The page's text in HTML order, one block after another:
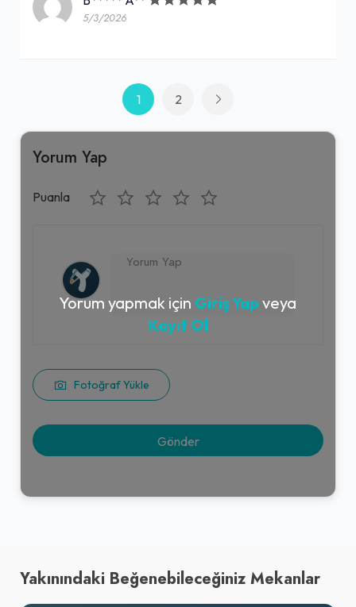
5/3/2026
1 2
Yorum Yap
Puanla
Fotoğraf Yükle
Yorum yapmak için Giriş Yap veya
Kayıt Ol
Yakınındaki Beğenebileceğiniz Mekanlar